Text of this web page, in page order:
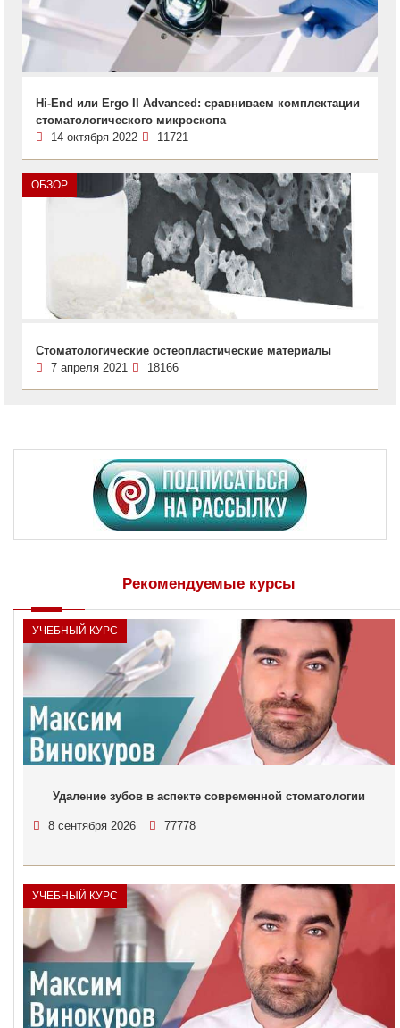
Hi-End или Ergo II Advanced: сравниваем комплектации
стоматологического микроскопа
14 октября 2022
11721
ОБЗОР
Стоматологические остеопластические материалы
7 апреля 2021
18166
Рекомендуемые курсы
УЧЕБНЫЙ КУРС
Удаление зубов в аспекте современной стоматологии
8 сентября 2026 77778
УЧЕБНЫЙ КУРС